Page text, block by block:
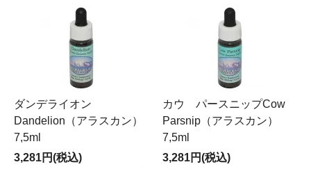
ダンデライオン
Dandelion（アラスカン）
7,5ml
3,281円(税込)
カウ パースニップCow
Parsnip（アラスカン）
7,5ml
3,281円(税込)